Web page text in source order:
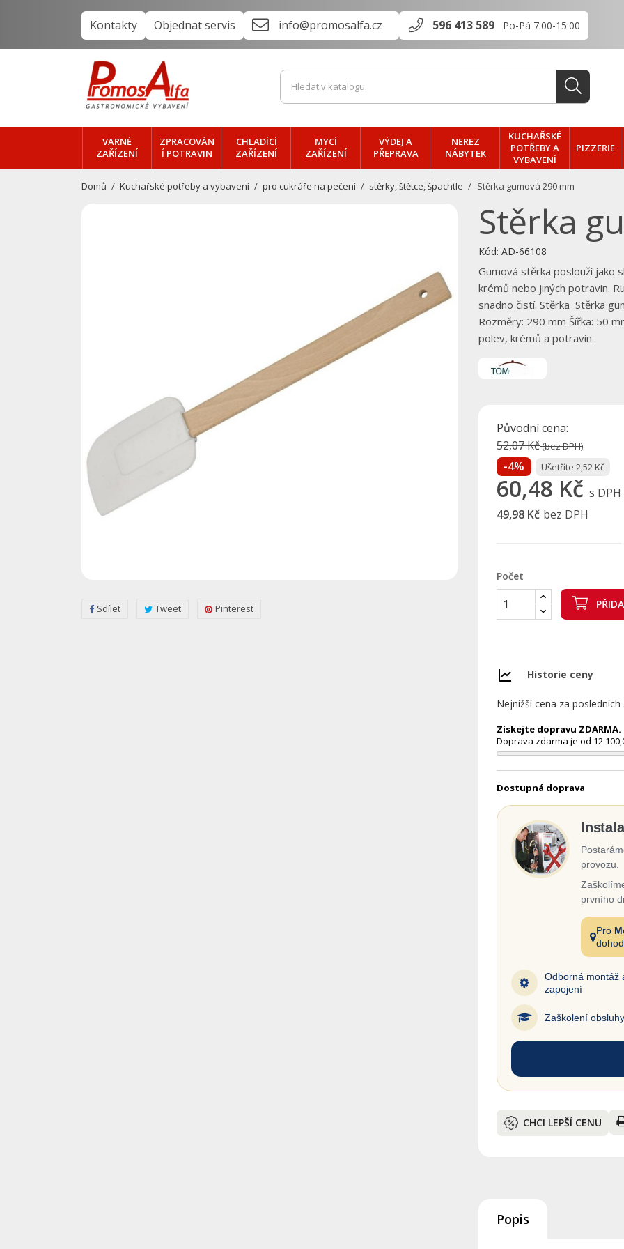
Kontakty Objednat servis info@promosalfa.cz 596 413 589 Po-Pá 7:00-15:00
VARNÉ
ZAŘÍZENÍ
ZPRACOVÁN
Í POTRAVIN
CHLADÍCÍ
ZAŘÍZENÍ
MYCÍ
ZAŘÍZENÍ
VÝDEJ A
PŘEPRAVA
NEREZ
NÁBYTEK
KUCHAŘSKÉ
POTŘEBY A
VYBAVENÍ
PIZZERIE
Domů Kuchařské potřeby a vybavení pro cukráře na pečení stěrky, štětce, špachtle Stěrka gumová 290 mm
Sdílet Tweet Pinterest
Stěrka
Kód: AD-66108
Gumová stěrka poslouží jako
krémů nebo jiných potravin.
snadno čistí. Stěrka Stěrka
Rozměry: 290 mm Šířka: 50
polev, krémů a potravin.
Původní cena:
52,07 Kč(bez DPH)
-4% Ušetříte 2,52 Kč
60,48 Kč s DPH
49,98 Kč bez DPH
Počet
Historie ceny
Nejnižší cena za
Získejte dopravu ZDARMA.
Doprava zdarma je od 12
Dostupná doprava
provozu.
prvního
Pro
Odborná montáž
zapojení
Zaškolení obsluhy
CHCI LEPŠÍ CENU
Popis